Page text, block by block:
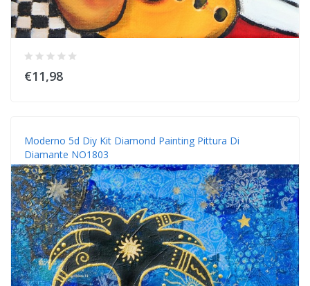
€11,98
Moderno 5d Diy Kit Diamond Painting Pittura Di
Diamante NO1803